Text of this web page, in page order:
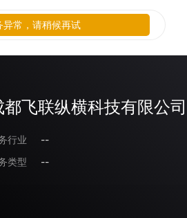
都飞联纵横科技有限公司
行业
--
类型
--
异常，请稍候再试